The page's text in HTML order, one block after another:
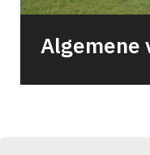
Algemene